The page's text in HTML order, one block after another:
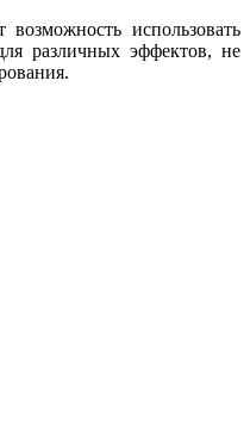
возможность использовать
различных эффектов, не